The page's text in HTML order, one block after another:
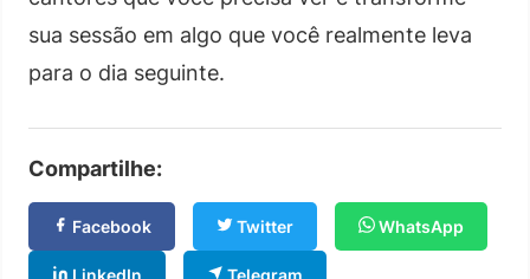
sua sessão em algo que você realmente leva
para o dia seguinte.
Compartilhe:
Facebook Twitter WhatsApp
LinkedIn Telegram